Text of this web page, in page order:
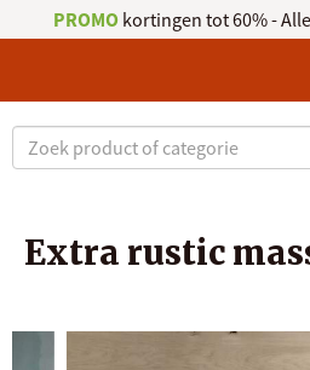
PROMO kortingen tot 60% -
Extra rustic